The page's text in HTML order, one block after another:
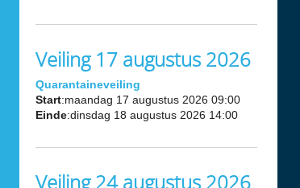
Veiling 17 augustus 2026
Quarantaineveiling
Start:maandag 17 augustus 2026 09:00
Einde:dinsdag 18 augustus 2026 14:00
Veiling 24 augustus 2026